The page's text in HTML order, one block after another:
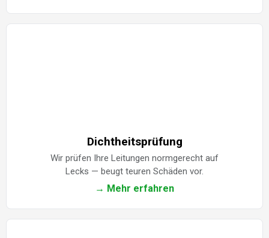
Dichtheitsprüfung
Wir prüfen Ihre Leitungen normgerecht auf
Lecks — beugt teuren Schäden vor.
→ Mehr erfahren